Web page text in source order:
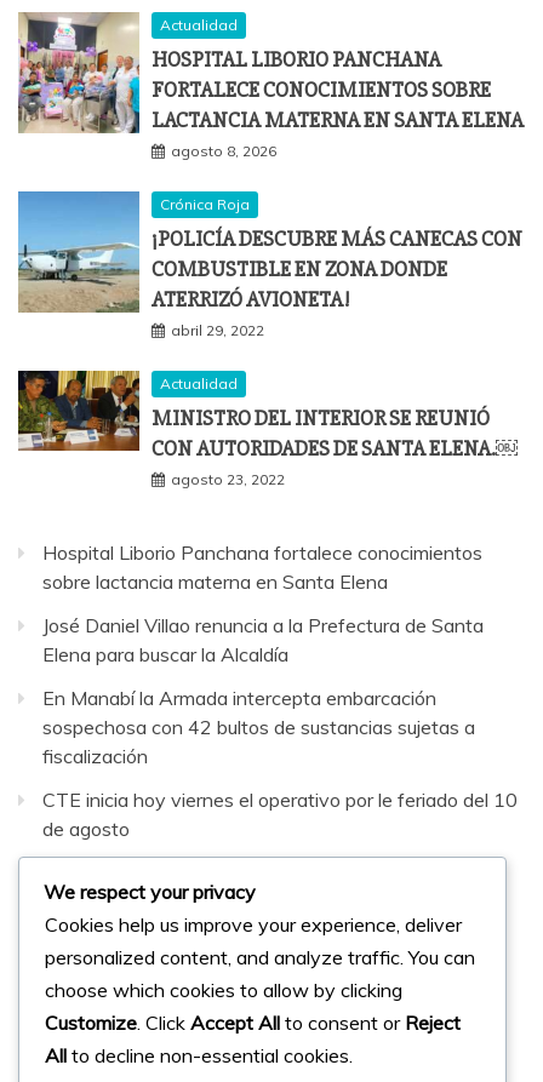
Actualidad
HOSPITAL LIBORIO PANCHANA
FORTALECE CONOCIMIENTOS SOBRE
LACTANCIA MATERNA EN SANTA ELENA
agosto 8, 2026
Crónica Roja
¡POLICÍA DESCUBRE MÁS CANECAS CON
COMBUSTIBLE EN ZONA DONDE
ATERRIZÓ AVIONETA!
abril 29, 2022
Actualidad
MINISTRO DEL INTERIOR SE REUNIÓ
CON AUTORIDADES DE SANTA ELENA.￼
agosto 23, 2022
Hospital Liborio Panchana fortalece conocimientos
sobre lactancia materna en Santa Elena
José Daniel Villao renuncia a la Prefectura de Santa
Elena para buscar la Alcaldía
En Manabí la Armada intercepta embarcación
sospechosa con 42 bultos de sustancias sujetas a
fiscalización
CTE inicia hoy viernes el operativo por le feriado del 10
de agosto
Elecciones Seccionales de noviembre 2026.
Facebook
Instagram
Twitter
© 2023 Micharts. Todos los derechos reservados.
We respect your privacy
Cookies help us improve your experience, deliver
personalized content, and analyze traffic. You can
choose which cookies to allow by clicking
Customize . Click Accept All to consent or Reject
All to decline non-essential cookies.